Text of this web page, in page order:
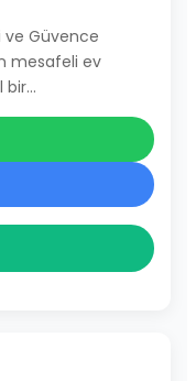
ve Güvence
mesafeli ev
bir…